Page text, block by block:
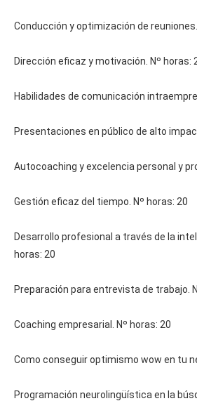
Conducción y optimización de
Dirección eficaz y motivación. Nº horas:
Habilidades de comunicación
Presentaciones en público de alto
Autocoaching y excelencia personal y
Gestión eficaz del tiempo. Nº horas: 20
Desarrollo profesional a través de la
horas: 20
Preparación para entrevista de trabajo.
Coaching empresarial. Nº horas: 20
Como conseguir optimismo wow en tu
Programación neurolingüística en la